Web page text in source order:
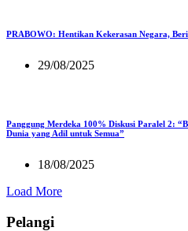
PRABOWO: Hentikan Kekerasan Negara,
29/08/2025
Panggung Merdeka 100% Diskusi Paralel 2:
Dunia yang Adil untuk Semua”
18/08/2025
Load More
Pelangi